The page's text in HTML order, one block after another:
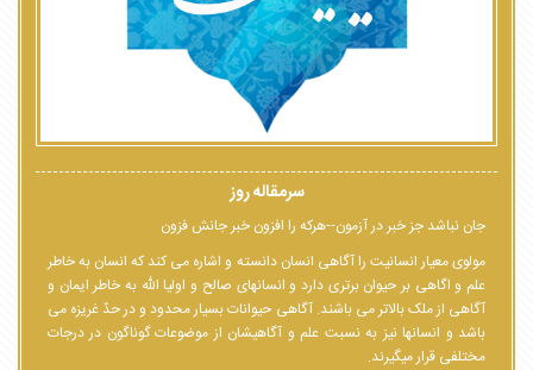
سرمقاله روز
جان نباشد جز خبر در آزمون--هرکه را افزون خبر جانش فزون
مولوی معیار انسانیت را آگاهی انسان دانسته و اشاره می کند که انسان به خاطر
علم و اگاهی بر حیوان برتری دارد و انسانهای صالح و اولیا الله به خاطر ایمان و
آگاهی از ملک بالاتر می باشند. آگاهی حیوانات بسیار محدود و در حدّ غریزه می
باشد و انسانها نیز به نسبت علم و آگاهیشان از موضوعات گوناگون در درجات
مختلفی قرار میگیرند.